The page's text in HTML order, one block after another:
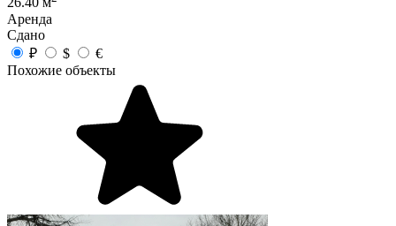
Аренда
Сдано
₽
$
€
Похожие объекты